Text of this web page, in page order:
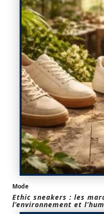
Mode
Ethic sneakers : les
l’environnement et